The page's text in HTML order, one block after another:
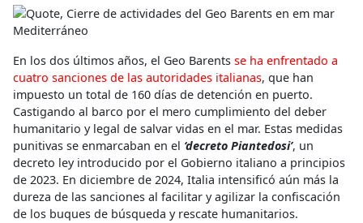
En los dos últimos años, el Geo Barents se ha enfrentado a
cuatro sanciones de las autoridades italianas, que han
impuesto un total de 160 días de detención en puerto.
Castigando al barco por el mero cumplimiento del deber
humanitario y legal de salvar vidas en el mar. Estas medidas
punitivas se enmarcaban en el ‘decreto Piantedosi’, un
decreto ley introducido por el Gobierno italiano a principios
de 2023. En diciembre de 2024, Italia intensificó aún más la
dureza de las sanciones al facilitar y agilizar la confiscación
de los buques de búsqueda y rescate humanitarios.